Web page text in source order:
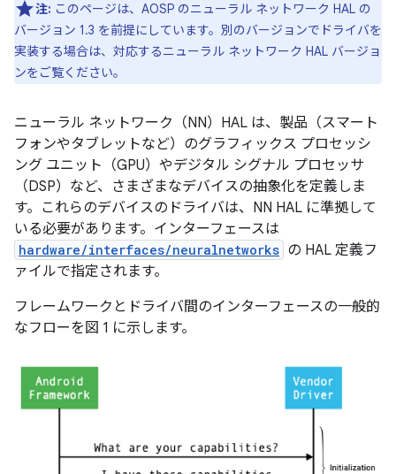
注: このページは、AOSP のニューラル ネットワーク HAL の
バージョン 1.3 を前提にしています。別のバージョンでドライバを
実装する場合は、対応するニューラル ネットワーク HAL バージョ
ンをご覧ください。
ニューラル ネットワーク（NN）HAL は、製品（スマート
フォンやタブレットなど）のグラフィックス プロセッシ
ング ユニット（GPU）やデジタル シグナル プロセッサ
（DSP）など、さまざまなデバイスの抽象化を定義しま
す。これらのデバイスのドライバは、NN HAL に準拠して
いる必要があります。インターフェースは
hardware/interfaces/neuralnetworks の HAL 定義フ
ァイルで指定されます。
フレームワークとドライバ間のインターフェースの一般的
なフローを図 1 に示します。